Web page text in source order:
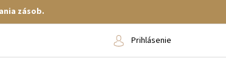
zásob.
Prihlásenie